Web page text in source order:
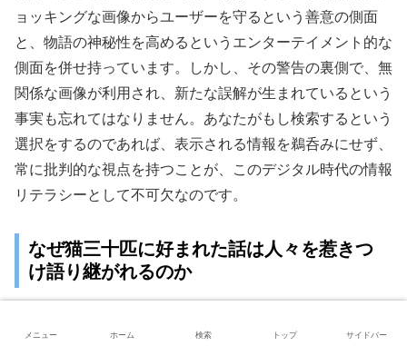
ョッキングな画像からユーザーを守るという善意の側面
と、物語の神秘性を高めるというエンターテイメント的な
側面を併せ持っています。しかし、その警告の裏側で、無
関係な画像が利用され、新たな誤解が生まれているという
事実も忘れてはなりません。あなたがもし検索するという
選択をするのであれば、表示される情報を鵜呑みにせず、
常に批判的な視点を持つことが、このデジタル時代の情報
リテラシーとして不可欠なのです。
なぜ猫三十匹に好まれた話は人々を惹きつ
け語り継がれるのか
ここまで、この都市伝説の具体的な内容や信憑性について
メニュー ホーム 検索 トップ サイドバー